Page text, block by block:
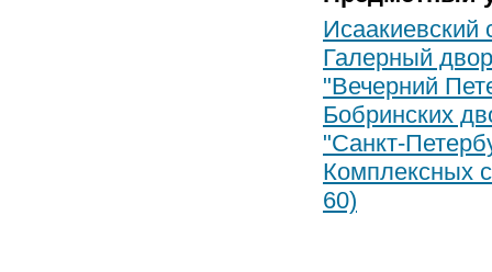
Исаакиевский
Галерный двор
"Вечерний
Бобринских
"Санкт-
Комплексных
60)